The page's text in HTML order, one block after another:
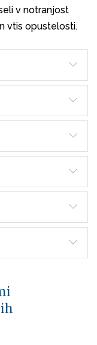
v notranjost
vtis opustelosti.